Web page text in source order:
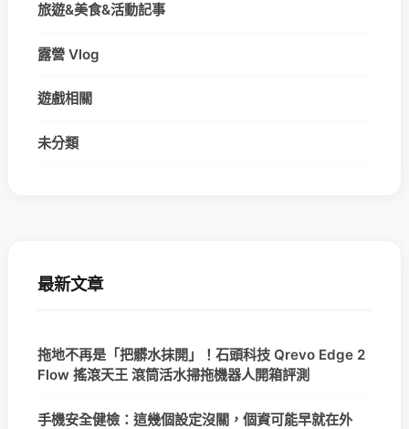
旅遊&美食&活動記事
露營 Vlog
遊戲相關
未分類
最新文章
拖地不再是「把髒水抹開」！石頭科技 Qrevo Edge 2
Flow 搖滾天王 滾筒活水掃拖機器人開箱評測
手機安全健檢：這幾個設定沒關，個資可能早就在外